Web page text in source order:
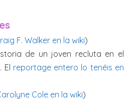
F. Walker en la wiki)
de un joven recluta en el
El reportage entero lo tenéis en
Cole en la wiki)